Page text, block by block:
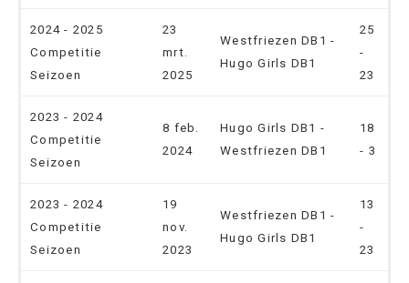
2024 - 2025
Competitie
Seizoen
23
mrt.
2025
Westfriezen DB1 -
Hugo Girls DB1
25
-
23
2023 - 2024
Competitie
Seizoen
8 feb.
2024
Hugo Girls DB1 -
Westfriezen DB1
18
- 3
2023 - 2024
Competitie
Seizoen
19
nov.
2023
Westfriezen DB1 -
Hugo Girls DB1
13
-
23